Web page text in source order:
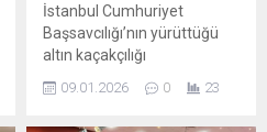
İstanbul Cumhuriyet
Başsavcılığı’nın yürüttüğü
altın kaçakçılığı
İstanbul İl Jandarma
09.01.2026 0 23